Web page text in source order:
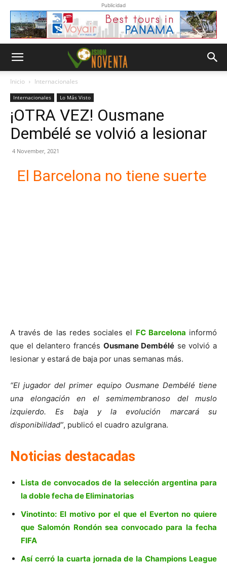
Publicidad
Inicio Internacionales
Internacionales Lo Más Visto
¡OTRA VEZ! Ousmane
Dembélé se volvió a lesionar
4 November, 2021
El Barcelona no tiene suerte
A través de las redes sociales el FC Barcelona informó
que el delantero francés Ousmane Dembélé se volvió a
lesionar y estará de baja por unas semanas más.
“El jugador del primer equipo Ousmane Dembélé tiene
una elongación en el semimembranoso del muslo
izquierdo. Es baja y la evolución marcará su
disponibilidad”, publicó el cuadro azulgrana.
Noticias destacadas
Lista de convocados de la selección argentina para
la doble fecha de Eliminatorias
Vinotinto: El motivo por el que el Everton no quiere
que Salomón Rondón sea convocado para la fecha
FIFA
Así cerró la cuarta jornada de la Champions League